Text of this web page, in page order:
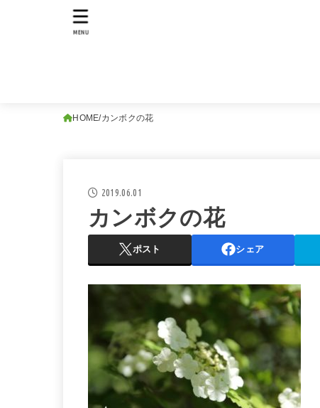
MENU
HOME カンボクの花
2019.06.01
カンボクの花
ポスト シェア